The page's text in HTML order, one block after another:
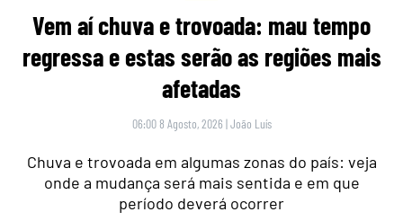
Vem aí chuva e trovoada: mau tempo
regressa e estas serão as regiões mais
afetadas
06:00 8 Agosto, 2026 |João Luís
Chuva e trovoada em algumas zonas do país: veja
onde a mudança será mais sentida e em que
período deverá ocorrer